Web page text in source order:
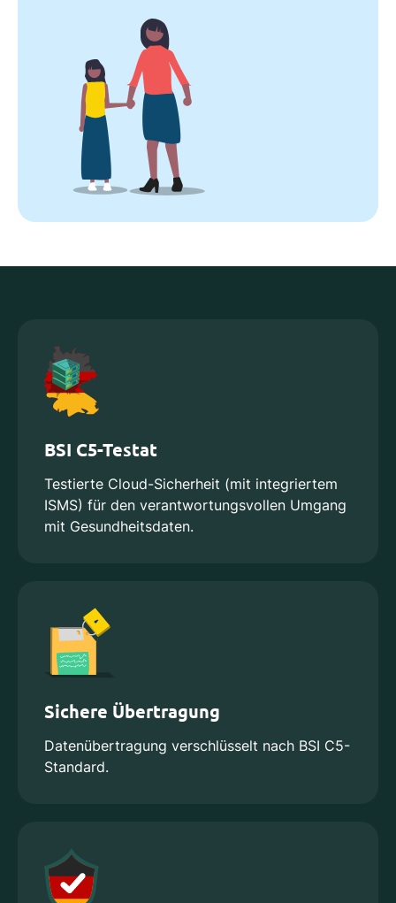
BSI C5-Testat
Testierte Cloud-Sicherheit (mit integriertem
ISMS) für den verantwortungsvollen Umgang
mit Gesundheitsdaten.
Sichere Übertragung
Datenübertragung verschlüsselt nach BSI C5-
Standard.